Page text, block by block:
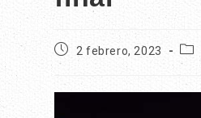
2 febrero, 2023